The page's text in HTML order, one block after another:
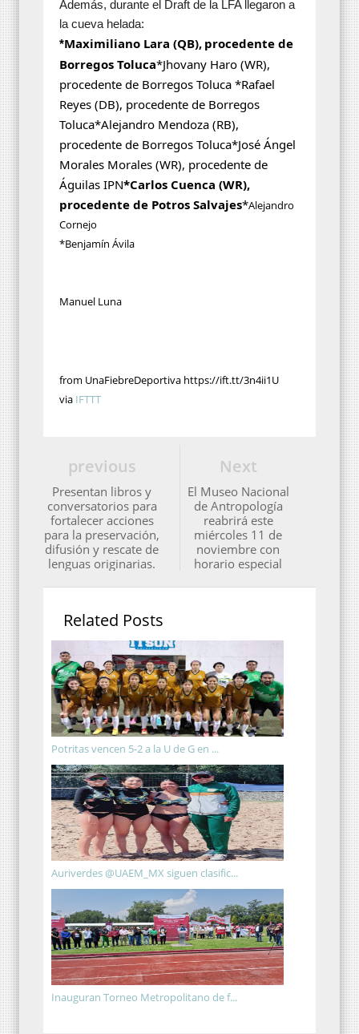
Además, durante el Draft de la LFA llegaron a
la cueva helada:
*Maximiliano Lara (QB), procedente de
Borregos Toluca*Jhovany Haro (WR),
procedente de Borregos Toluca *Rafael
Reyes (DB), procedente de Borregos
Toluca*Alejandro Mendoza (RB),
procedente de Borregos Toluca*José Ángel
Morales Morales (WR), procedente de
Águilas IPN*Carlos Cuenca (WR),
procedente de Potros Salvajes*Alejandro
Cornejo
*Benjamín Ávila
Manuel Luna
from UnaFiebreDeportiva https://ift.tt/3n4ii1U
via IFTTT
Next
El Museo Nacional
de Antropología
reabrirá este
miércoles 11 de
noviembre con
horario especial
previous
Presentan libros y
conversatorios para
fortalecer acciones
para la preservación,
difusión y rescate de
lenguas originarias.
Related Posts
Potritas vencen 5-2 a la U de G en ...
Auriverdes @UAEM_MX siguen clasific...
Inauguran Torneo Metropolitano de f...